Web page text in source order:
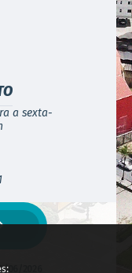
a sexta-
06/2026